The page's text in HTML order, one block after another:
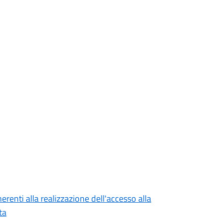
alla realizzazione dell'accesso alla